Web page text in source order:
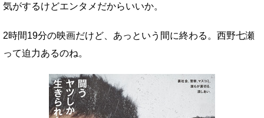
気がするけどエンタメだからいいか。
2時間19分の映画だけど、あっという間に終わる。西野七瀬
って迫力あるのね。